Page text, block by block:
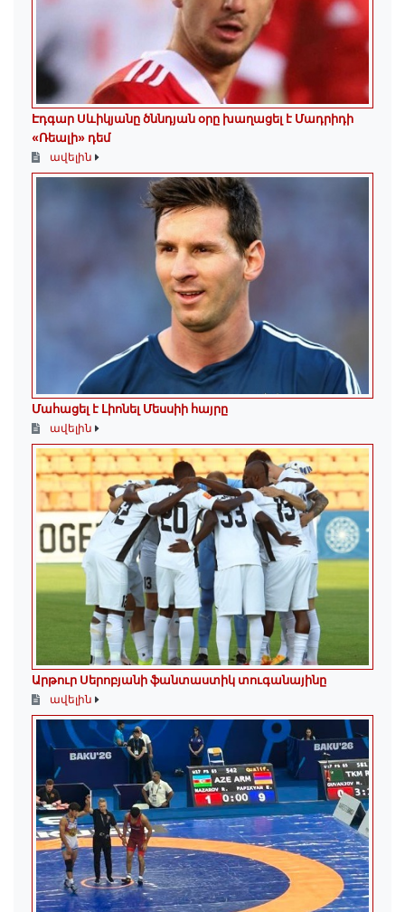
Էդգար Սևիկյանը ծննդյան օրը խաղացել է Մադրիդի
«Ռեալի» դեմ
ավելին
Մահացել է Լիոնել Մեսսիի հայրը
ավելին
Արթուր Սերոբյանի ֆանտաստիկ տուգանայինը
ավելին